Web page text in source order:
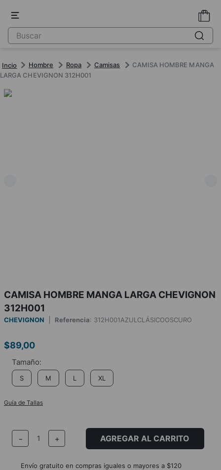
Hombre Ropa Camisas
CAMISA HOMBRE MANGA
LARGA CHEVIGNON 312H001
CAMISA HOMBRE MANGA LARGA CHEVIGNON
312H001
CHEVIGNON Referencia: 312H001AZULCLÁSICOOSCURO
$89,00
S M L XL
Guía de Tallas
＋
－ AGREGAR AL CARRITO
Envío gratuito en compras iguales o mayores a $120